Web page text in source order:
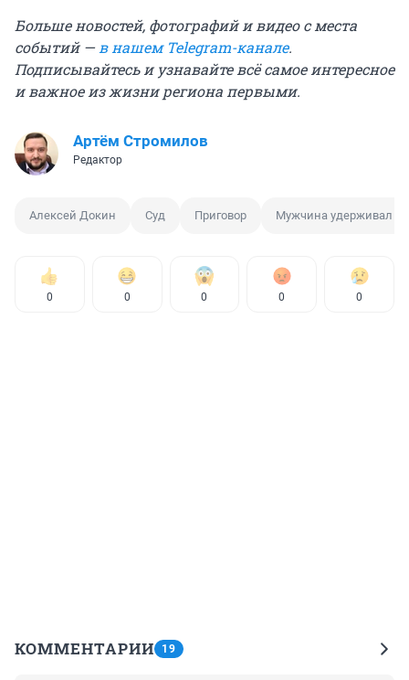
Больше новостей, фотографий и видео с места
событий — в нашем Telegram-канале.
Подписывайтесь и узнавайте всё самое интересное
и важное из жизни региона первыми.
Артём Стромилов
Редактор
Алексей Докин Суд Приговор Мужчина удерживал
0 0 0 0 0
КОММЕНТАРИИ 19